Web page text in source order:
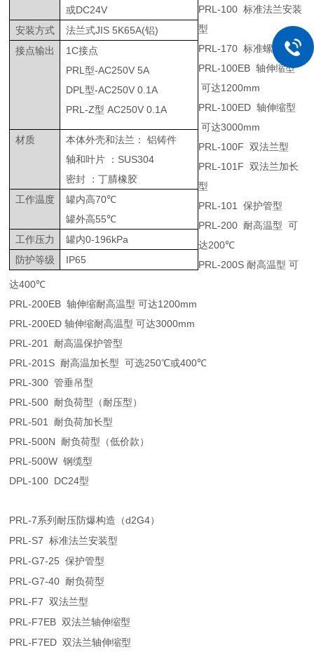
或DC24V
安装方式
法兰式JIS 5K65A(铝)
接点输出
1C接点
PRL 型-AC250V 5A
DPL 型-AC250V 0.1A
PRL-Z型 AC250V 0.1A
材质 本体外壳和法兰：
铝铸件
轴和叶片
： SUS304
密封
：丁腈橡胶
工作温度
罐内高70℃
罐外高55℃
工作压力
罐内0-196kPa
防护等级
IP65
PRL-100标准法兰安装
型
PRL-170标准螺纹型
PRL-100EB轴伸缩型
可达1200mm
PRL-100ED轴伸缩型
可达3000mm
PRL-100F双法兰型
PRL-101F双法兰加长
型
PRL-101保护管型
PRL-200 耐高温型 可
达200℃
PRL-200S 耐高温型 可
达400℃
PRL-200EB轴伸缩耐高温型 可达1200mm
PRL-200ED轴伸缩耐高温型 可达3000mm
PRL-201 耐高温保护管型
PRL-201S 耐高温加长型 可选250℃或400℃
PRL-300管垂吊型
PRL-500 耐负荷型（耐压型）
PRL-501 耐负荷加长型
PRL-500N 耐负荷型（低价款）
PRL-500W钢缆型
DPL-100 DC24型
PRL-7 系列耐压防爆构造（d2G4）
PRL-S7标准法兰安装型
PRL-G7-25保护管型
PRL-G7-40 耐负荷型
PRL-F7双法兰型
PRL-F7EB双法兰轴伸缩型
PRL-F7ED双法兰轴伸缩型